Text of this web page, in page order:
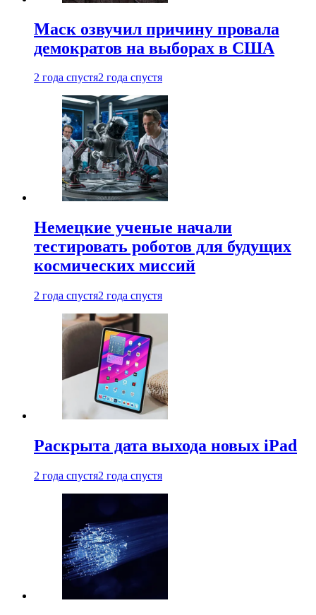
Маск озвучил причину провала
демократов на выборах в США
2 года спустя2 года спустя
Немецкие ученые начали
тестировать роботов для будущих
космических миссий
2 года спустя2 года спустя
Раскрыта дата выхода новых iPad
2 года спустя2 года спустя